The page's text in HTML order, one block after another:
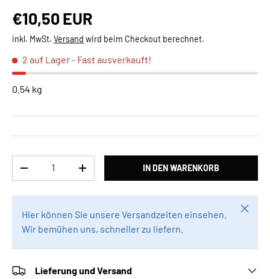
Normaler Preis
€10,50 EUR
inkl. MwSt. Versand wird beim Checkout berechnet.
2 auf Lager- Fast ausverkauft!
0.54 kg
MENGE VERRINGERNMENGE ERHÖHENIN DEN WARENKORB
Hier können Sie unsere Versandzeiten einsehen.
Wir bemühen uns, schneller zu liefern.
Lieferung und Versand